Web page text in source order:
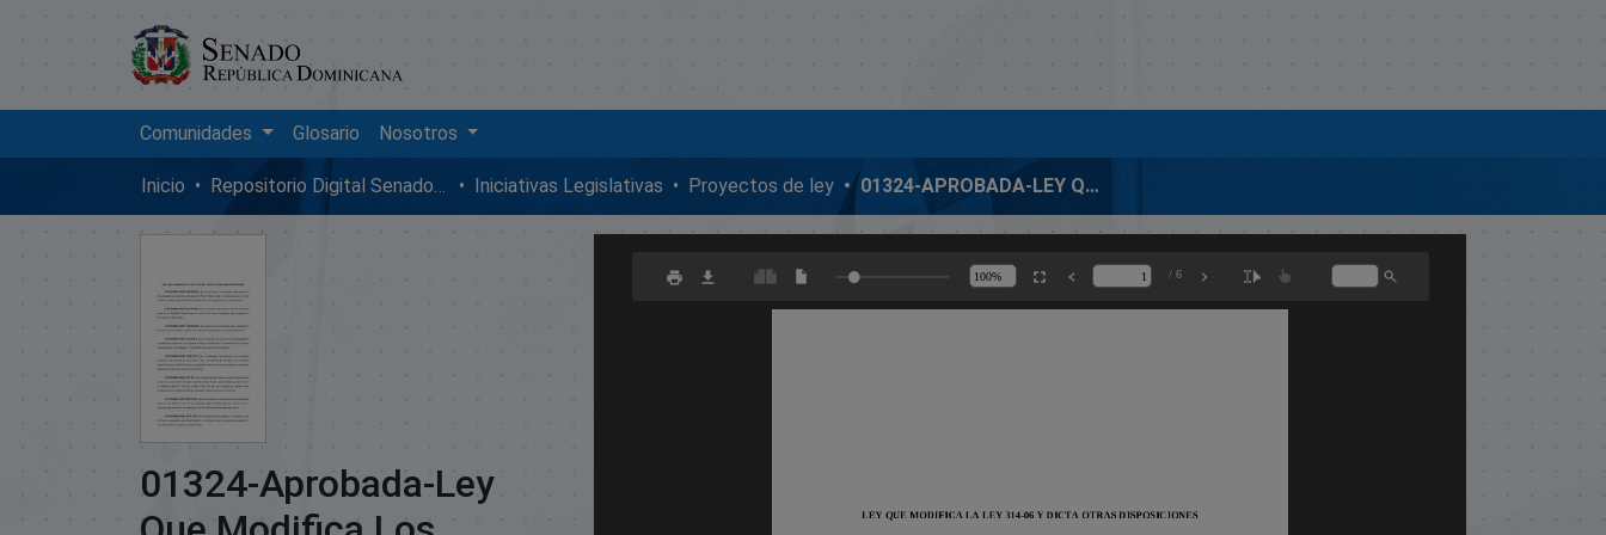
Comunidades Glosario Nosotros
Inicio Repositorio Digital SenadoRD Iniciativas Legislativas Proyectos de ley 01324-APROBADA-LEY QUE MODIFICA LOS ARTÍCULOS 2 Y 3 LA LEY 314-06
01324-Aprobada-Ley